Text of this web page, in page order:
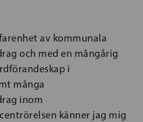
av kommunala
och med en mångårig
i
många
inom
känner jag mig